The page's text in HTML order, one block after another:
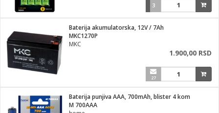
3
Baterija akumulatorska, 12V / 7Ah
MKC1270P
MKC
1.900,00 RSD
27
Baterija punjiva AAA, 700mAh, blister 4 kom
M 700AAA